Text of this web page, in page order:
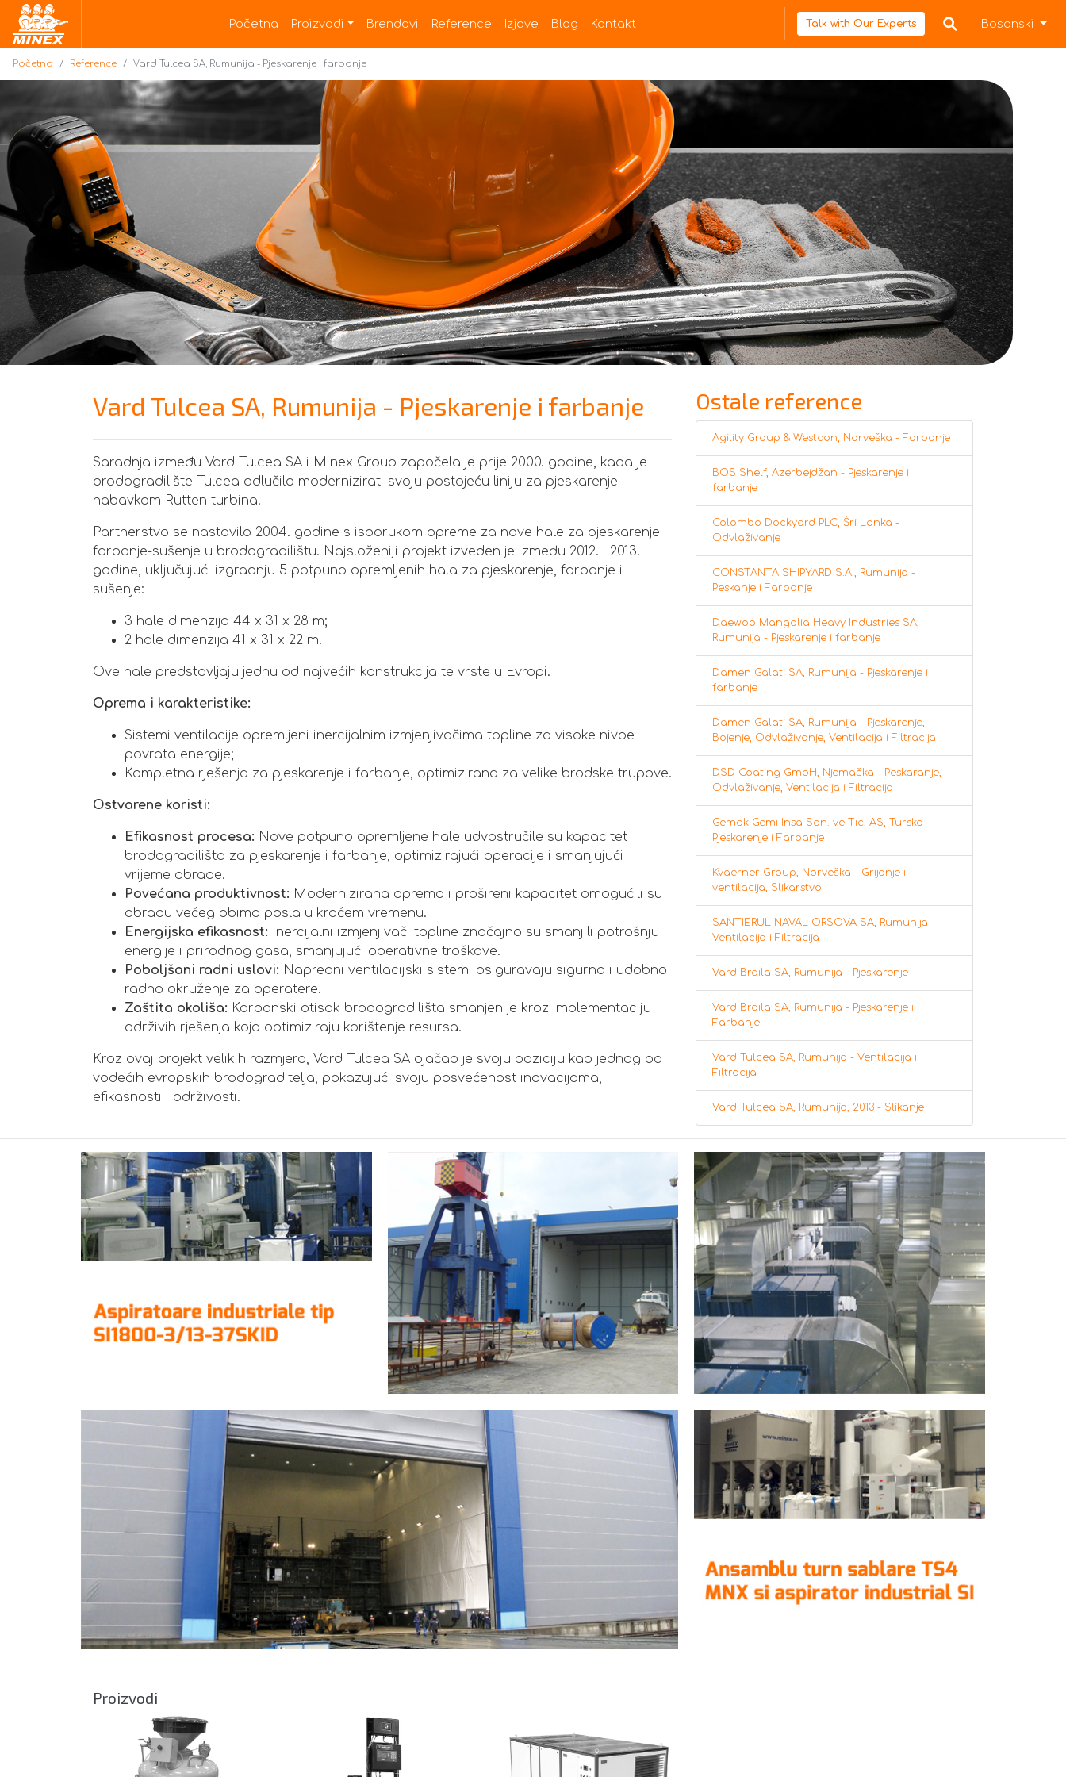
Početna Proizvodi Brendovi Reference Izjave Blog Kontakt Talk with Our Experts Bosanski
Početna Reference Vard Tulcea SA, Rumunija - Pjeskarenje i farbanje
Vard Tulcea SA, Rumunija - Pjeskarenje i farbanje
Saradnja između Vard Tulcea SA i Minex Group započela je prije 2000. godine, kada je
brodogradilište Tulcea odlučilo modernizirati svoju postojeću liniju za pjeskarenje
nabavkom Rutten turbina.
Partnerstvo se nastavilo 2004. godine s isporukom opreme za nove hale za pjeskarenje i
farbanje-sušenje u brodogradilištu. Najsloženiji projekt izveden je između 2012. i 2013.
godine, uključujući izgradnju 5 potpuno opremljenih hala za pjeskarenje, farbanje i
sušenje:
3 hale dimenzija 44 x 31 x 28 m;
2 hale dimenzija 41 x 31 x 22 m.
Ove hale predstavljaju jednu od najvećih konstrukcija te vrste u Evropi.
Oprema i karakteristike:
Sistemi ventilacije opremljeni inercijalnim izmjenjivačima topline za visoke nivoe
povrata energije;
Kompletna rješenja za pjeskarenje i farbanje, optimizirana za velike brodske trupove.
Ostvarene koristi:
Efikasnost procesa: Nove potpuno opremljene hale udvostručile su kapacitet
brodogradilišta za pjeskarenje i farbanje, optimizirajući operacije i smanjujući
vrijeme obrade.
Povećana produktivnost: Modernizirana oprema i prošireni kapacitet omogućili su
obradu većeg obima posla u kraćem vremenu.
Energijska efikasnost: Inercijalni izmjenjivači topline značajno su smanjili potrošnju
energije i prirodnog gasa, smanjujući operativne troškove.
Poboljšani radni uslovi: Napredni ventilacijski sistemi osiguravaju sigurno i udobno
radno okruženje za operatere.
Zaštita okoliša: Karbonski otisak brodogradilišta smanjen je kroz implementaciju
održivih rješenja koja optimiziraju korištenje resursa.
Kroz ovaj projekt velikih razmjera, Vard Tulcea SA ojačao je svoju poziciju kao jednog od
vodećih evropskih brodograditelja, pokazujući svoju posvećenost inovacijama,
efikasnosti i održivosti.
Ostale reference
Agility Group & Westcon, Norveška - Farbanje
BOS Shelf, Azerbejdžan - Pjeskarenje i
farbanje
Colombo Dockyard PLC, Šri Lanka -
Odvlaživanje
CONSTANTA SHIPYARD S.A., Rumunija -
Peskanje i Farbanje
Daewoo Mangalia Heavy Industries SA,
Rumunija - Pjeskarenje i farbanje
Damen Galati SA, Rumunija - Pjeskarenje i
farbanje
Damen Galati SA, Rumunija - Pjeskarenje,
Bojenje, Odvlaživanje, Ventilacija i Filtracija
DSD Coating GmbH, Njemačka - Peskaranje,
Odvlaživanje, Ventilacija i Filtracija
Gemak Gemi Insa San. ve Tic. AS, Turska -
Pjeskarenje i Farbanje
Kvaerner Group, Norveška - Grijanje i
ventilacija, Slikarstvo
SANTIERUL NAVAL ORSOVA SA, Rumunija -
Ventilacija i Filtracija
Vard Braila SA, Rumunija - Pjeskarenje
Vard Braila SA, Rumunija - Pjeskarenje i
Farbanje
Vard Tulcea SA, Rumunija - Ventilacija i
Filtracija
Vard Tulcea SA, Rumunija, 2013 - Slikanje
Proizvodi